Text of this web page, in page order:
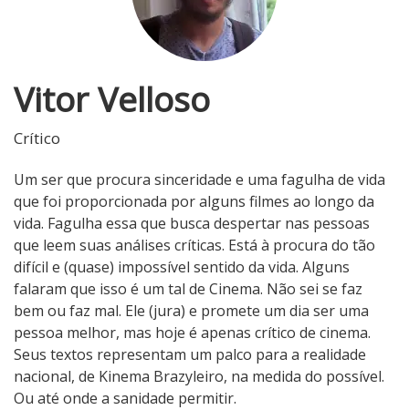
Vitor Velloso
Crítico
Um ser que procura sinceridade e uma fagulha de vida
que foi proporcionada por alguns filmes ao longo da
vida. Fagulha essa que busca despertar nas pessoas
que leem suas análises críticas. Está à procura do tão
difícil e (quase) impossível sentido da vida. Alguns
falaram que isso é um tal de Cinema. Não sei se faz
bem ou faz mal. Ele (jura) e promete um dia ser uma
pessoa melhor, mas hoje é apenas crítico de cinema.
Seus textos representam um palco para a realidade
nacional, de Kinema Brazyleiro, na medida do possível.
Ou até onde a sanidade permitir.